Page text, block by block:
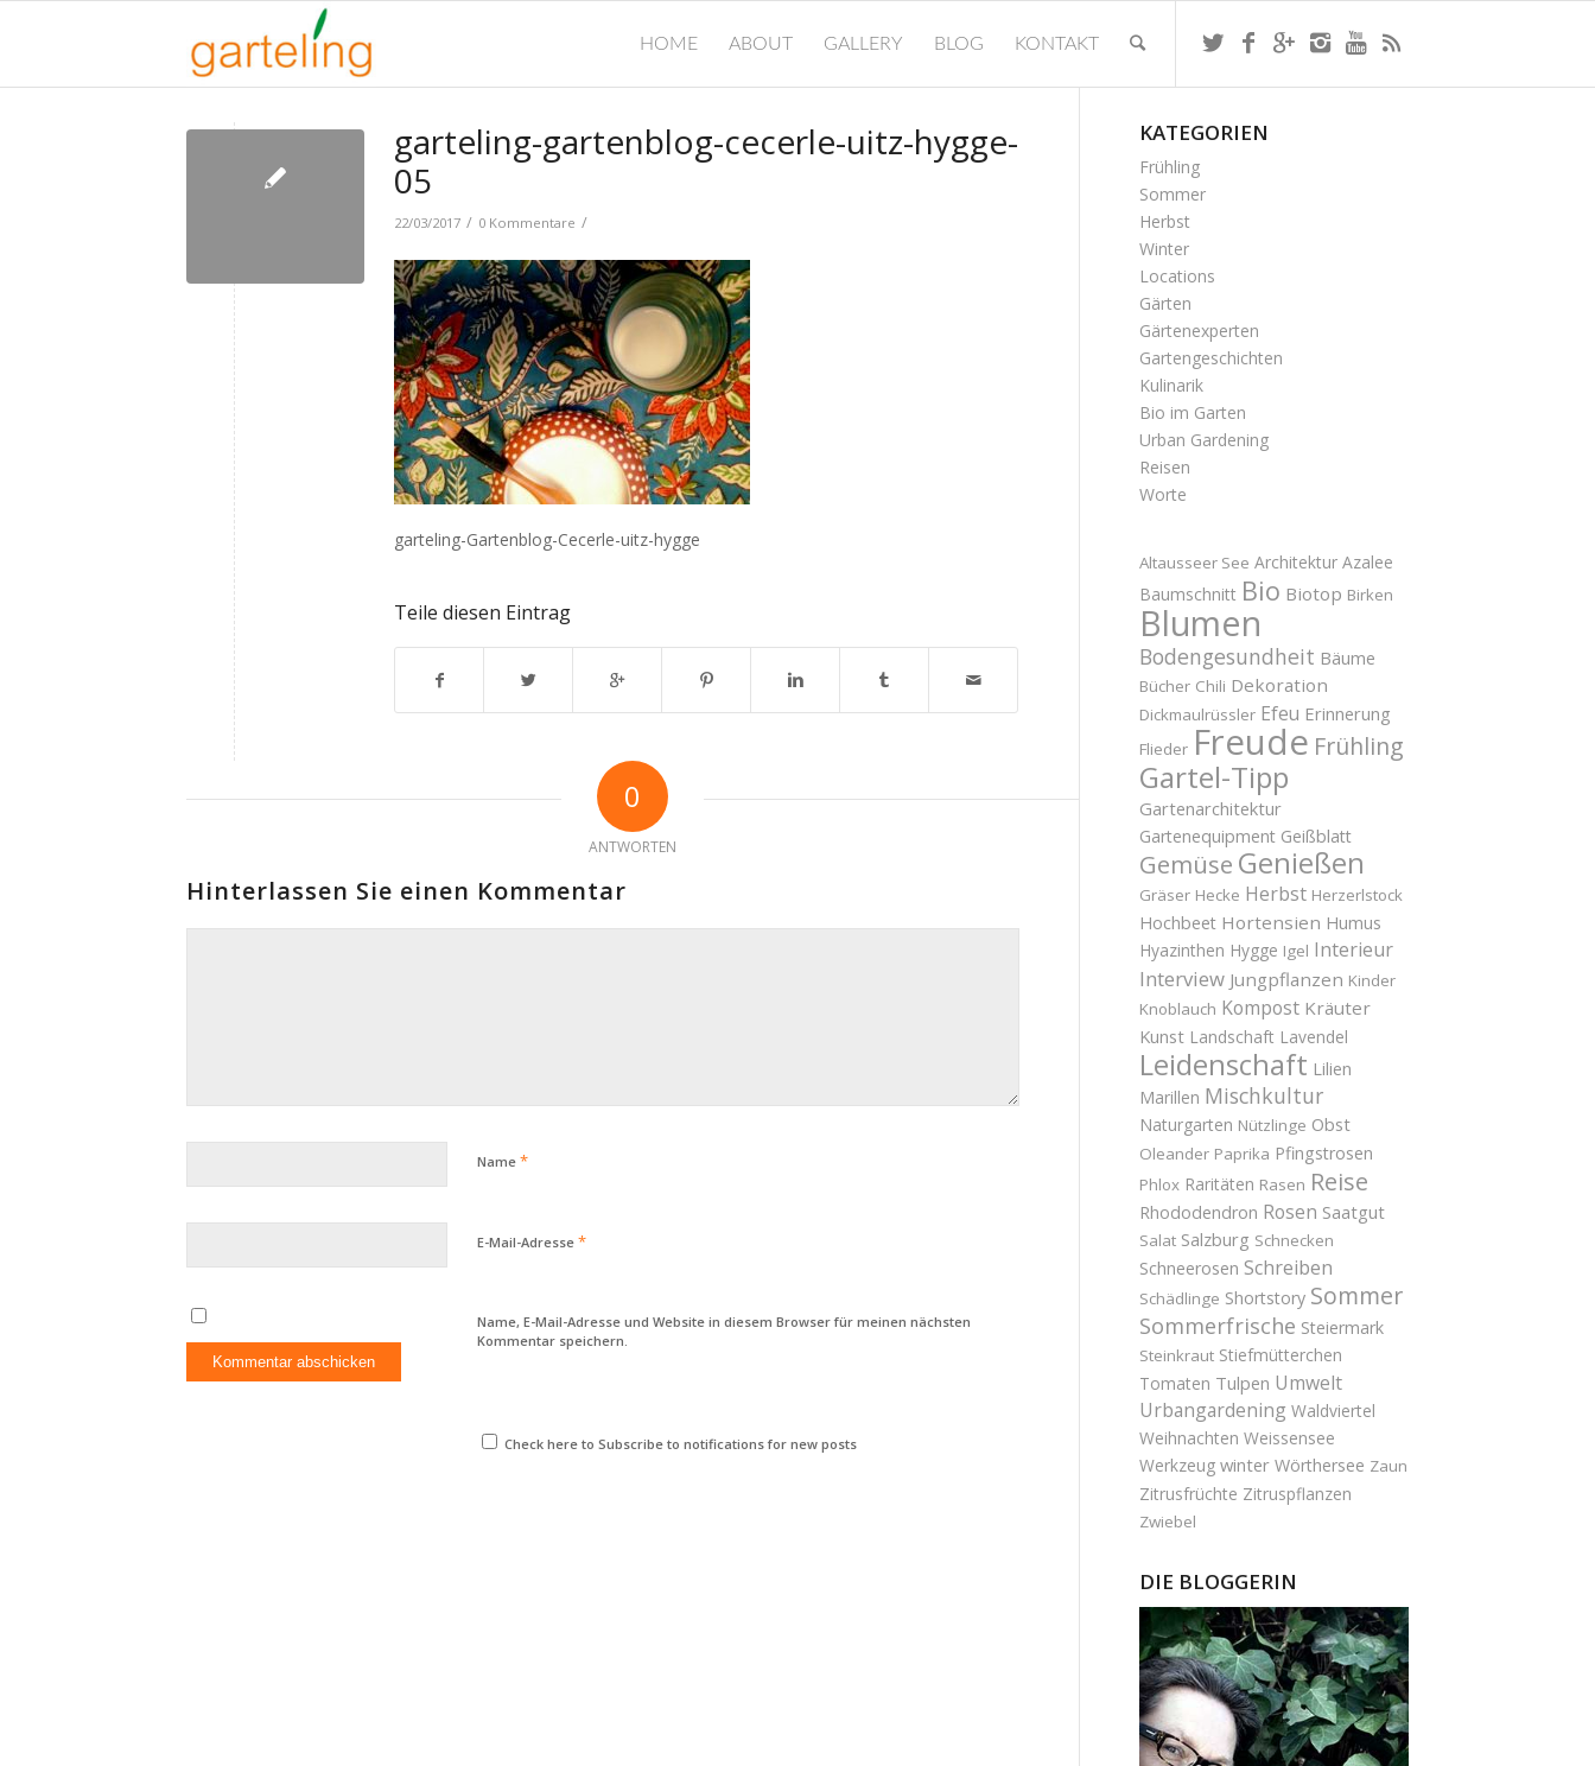
HOME ABOUT GALLERY BLOG KONTAKT
garteling-gartenblog-cecerle-uitz-hygge-
05
22/03/2017 / 0 Kommentare /
garteling-Gartenblog-Cecerle-uitz-hygge
Teile diesen Eintrag
0
ANTWORTEN
Hinterlassen Sie einen Kommentar
Name *
E-Mail-Adresse *
Name, E-Mail-Adresse und Website in diesem Browser für meinen nächsten
Kommentar speichern.
Check here to Subscribe to notifications for new posts
KATEGORIEN
Frühling
Sommer
Herbst
Winter
Locations
Gärten
Gärtenexperten
Gartengeschichten
Kulinarik
Bio im Garten
Urban Gardening
Reisen
Worte
Altausseer See Architektur Azalee
Baumschnitt Bio Biotop Birken
Blumen
Bodengesundheit Bäume
Bücher Chili Dekoration
Dickmaulrüssler Efeu Erinnerung
Flieder Freude Frühling
Gartel-Tipp
Gartenarchitektur
Gartenequipment Geißblatt
Gemüse Genießen
Gräser Hecke Herbst Herzerlstock
Hochbeet Hortensien Humus
Hyazinthen Hygge Igel Interieur
Interview Jungpflanzen Kinder
Knoblauch Kompost Kräuter
Kunst Landschaft Lavendel
Leidenschaft Lilien
Marillen Mischkultur
Naturgarten Nützlinge Obst
Oleander Paprika Pfingstrosen
Phlox Raritäten Rasen Reise
Rhododendron Rosen Saatgut
Salat Salzburg Schnecken
Schneerosen Schreiben
Schädlinge Shortstory Sommer
Sommerfrische Steiermark
Steinkraut Stiefmütterchen
Tomaten Tulpen Umwelt
Urbangardening Waldviertel
Weihnachten Weissensee
Werkzeug winter Wörthersee Zaun
Zitrusfrüchte Zitruspflanzen
Zwiebel
DIE BLOGGERIN